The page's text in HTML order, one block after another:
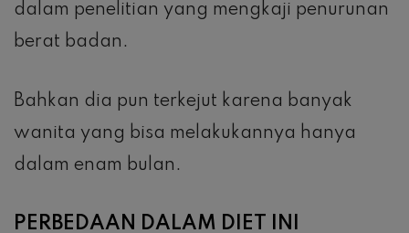
dalam penelitian yang mengkaji penurunan
berat badan.
Bahkan dia pun terkejut karena banyak
wanita yang bisa melakukannya hanya
dalam enam bulan.
PERBEDAAN DALAM DIET INI